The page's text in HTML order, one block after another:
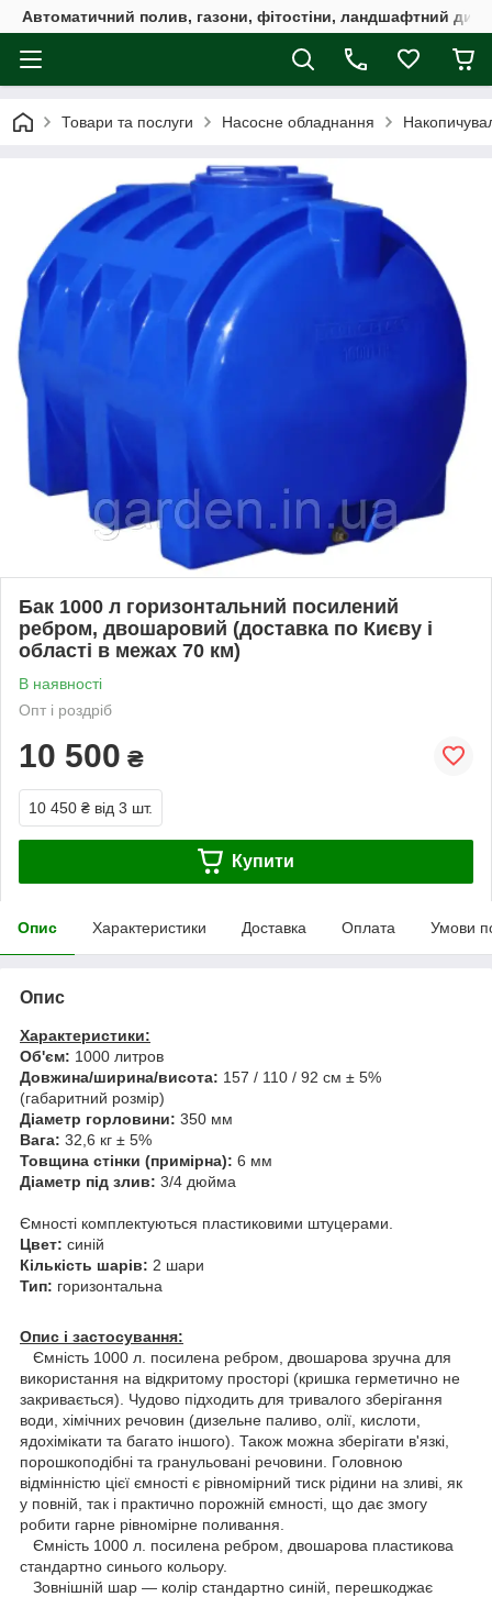
Автоматичний полив, газони, фітостіни, ландшафтний
Товари та послуги Насосне обладнання
Бак 1000 л горизонтальний посилений
ребром, двошаровий (доставка по Києву і
області в межах 70 км)
В наявності
Опт і роздріб
10 500 ₴
10 450 ₴ від 3 шт.
Купити
Опис Характеристики Доставка Оплата Умови
Опис
Характеристики:
Об'єм: 1000 литров
Довжина/ширина/висота: 157 / 110 / 92 см ± 5%
(габаритний розмір)
Діаметр горловини: 350 мм
Вага: 32,6 кг ± 5%
Товщина стінки (примірна): 6 мм
Діаметр під злив: 3/4 дюйма
Ємності комплектуються пластиковими штуцерами.
Цвет: синій
Кількість шарів: 2 шари
Тип: горизонтальна
Опис і застосування:
Ємність 1000 л. посилена ребром, двошарова зручна для
використання на відкритому просторі (кришка герметично не
закривається). Чудово підходить для тривалого зберігання
води, хімічних речовин (дизельне паливо, олії, кислоти,
ядохімікати та багато іншого). Також можна зберігати в'язкі,
порошкоподібні та гранульовані речовини. Головною
відмінністю цієї ємності є рівномірний тиск рідини на зливі, як
у повній, так і практично порожній ємності, що дає змогу
робити гарне рівномірне поливання.
Ємність 1000 л. посилена ребром, двошарова пластикова
стандартно синього кольору.
Зовнішній шар — колір стандартно синій, перешкоджає